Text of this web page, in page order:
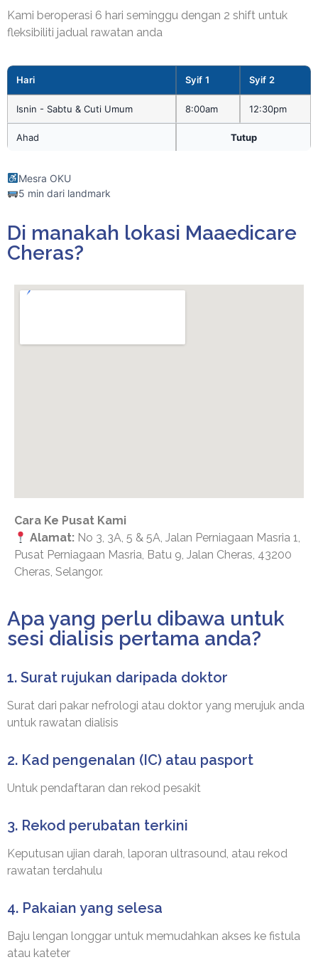
Kami beroperasi 6 hari seminggu dengan 2 shift untuk
fleksibiliti jadual rawatan anda
Hari Syif 1 Syif 2
Isnin - Sabtu & Cuti Umum 8:00am 12:30pm
Ahad Tutup
Mesra OKU
5 min dari landmark
Di manakah lokasi Maaedicare
Cheras?
Cara Ke Pusat Kami
Alamat: No 3, 3A, 5 & 5A, Jalan Perniagaan Masria 1,
Pusat Perniagaan Masria, Batu 9, Jalan Cheras, 43200
Cheras, Selangor.
Apa yang perlu dibawa untuk
sesi dialisis pertama anda?
1. Surat rujukan daripada doktor
Surat dari pakar nefrologi atau doktor yang merujuk anda
untuk rawatan dialisis
2. Kad pengenalan (IC) atau pasport
Untuk pendaftaran dan rekod pesakit
3. Rekod perubatan terkini
Keputusan ujian darah, laporan ultrasound, atau rekod
rawatan terdahulu
4. Pakaian yang selesa
Baju lengan longgar untuk memudahkan akses ke fistula
atau kateter